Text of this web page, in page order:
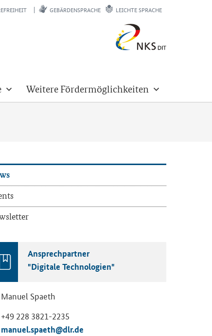
GEBÄRDENSPRACHE LEICHTE SPRACHE
Weitere Fördermöglichkeiten
An­sprech­part­ner
"Di­gi­ta­le Tech­no­lo­gien"
Spa­eth
+49 228 3821-​2235
ma­nu­el.spa­eth@dlr.de